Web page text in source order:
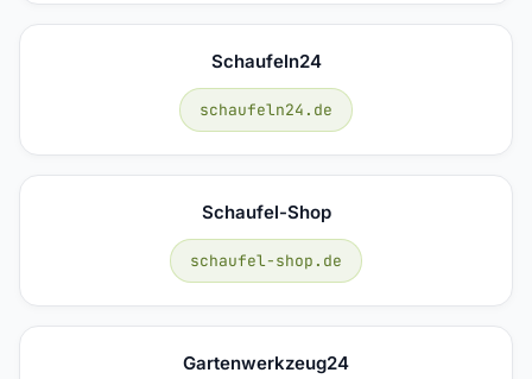
Schaufeln24
schaufeln24.de
Schaufel-Shop
schaufel-shop.de
Gartenwerkzeug24